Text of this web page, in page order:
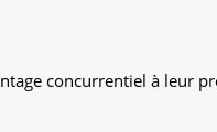
concurrentiel à leur